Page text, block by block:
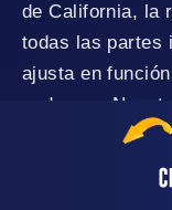
de California, la
todas las partes
ajusta en
cada una.
clientes a